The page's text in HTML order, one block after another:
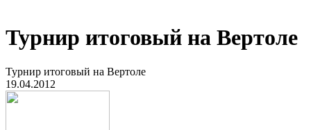
Турнир итоговый на Вертоле
Турнир итоговый на Вертоле
19.04.2012